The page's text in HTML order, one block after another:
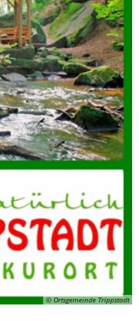
© Ortsgemeinde Trippstadt